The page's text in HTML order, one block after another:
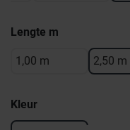
Lengte m
1,00 m 2,50 m
Kleur